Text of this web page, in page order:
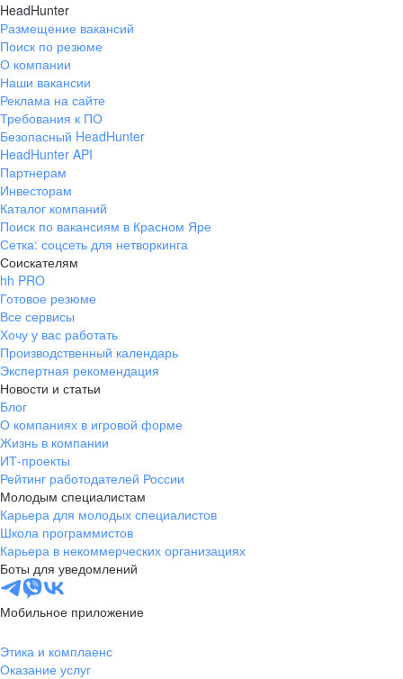
HeadHunter
Размещение вакансий
Поиск по резюме
О компании
Наши вакансии
Реклама на сайте
Требования к ПО
Безопасный HeadHunter
HeadHunter API
Партнерам
Инвесторам
Каталог компаний
Поиск по вакансиям в Красном Яре
Сетка: соцсеть для нетворкинга
Соискателям
hh PRO
Готовое резюме
Все сервисы
Хочу у вас работать
Производственный календарь
Экспертная рекомендация
Новости и статьи
Блог
О компаниях в игровой форме
Жизнь в компании
ИТ-проекты
Рейтинг работодателей России
Молодым специалистам
Карьера для молодых специалистов
Школа программистов
Карьера в некоммерческих организациях
Боты для уведомлений
Мобильное приложение
Этика и комплаенс
Оказание услуг